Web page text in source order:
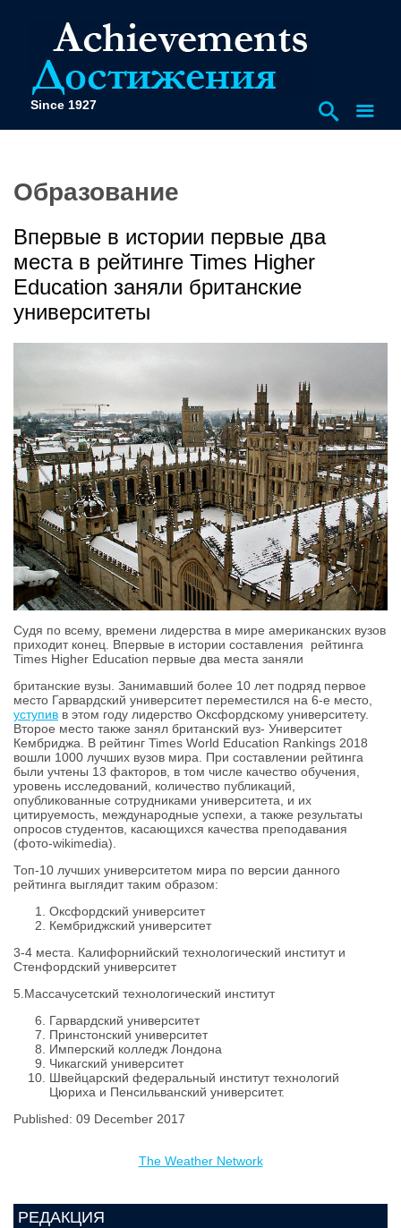
Since 1927
Образование
Впервые в истории первые два
места в рейтинге Times Higher
Education заняли британские
университеты
Судя по всему, времени лидерства в мире американских вузов
приходит конец. Впервые в истории составления рейтинга
Times Higher Education первые два места заняли
британские вузы. Занимавший более 10 лет подряд первое
место Гарвардский университет переместился на 6-е место,
уступив в этом году лидерство Оксфордскому университету.
Второе место также занял британский вуз- Университет
Кембриджа. В рейтинг Times World Education Rankings 2018
вошли 1000 лучших вузов мира. При составлении рейтинга
были учтены 13 фaкторов, в том числе качество обучения,
уровень исследований, количество публикаций,
опубликованные сотрудниками университета, и их
цитируемость, международные успехи, а также результаты
опросов студентов, касающихся качества преподавания
(фото-wikimedia).
Топ-10 лучших университетом мира по версии данного
рейтинга выглядит таким образом:
Оксфордский университет
Кембриджский университет
3-4 места. Калифорнийский технологический институт и
Стенфордский университет
5.Массачусетский технологический институт
Гарвардский университет
Принстонский университет
Имперский колледж Лондона
Чикагский университет
Швейцарский федеральный институт технологий
Цюриха и Пенсильванский университет.
Published: 09 December 2017
The Weather Network
РЕДАКЦИЯ